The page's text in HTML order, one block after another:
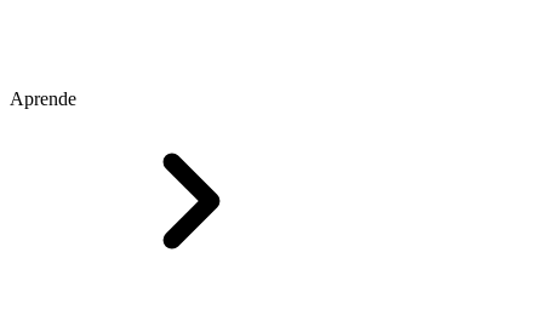
Aprende